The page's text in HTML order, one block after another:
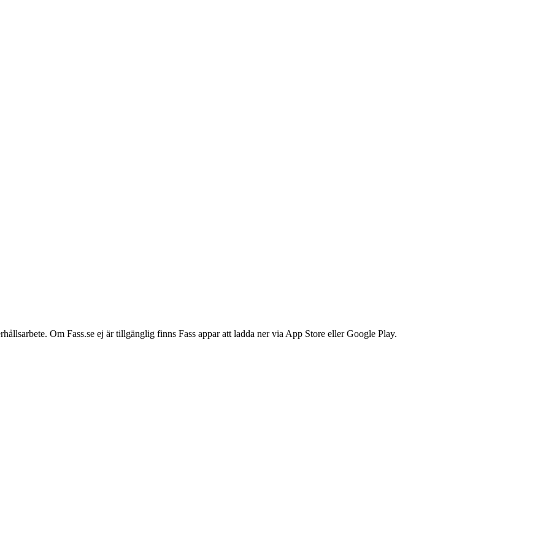
Om Fass.se ej är tillgänglig finns Fass appar att ladda ner via App Store eller Google Play.